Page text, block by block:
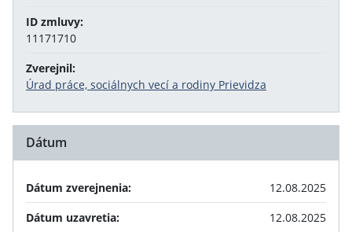
ID zmluvy:
11171710
Zverejnil:
Úrad práce, sociálnych vecí a rodiny Prievidza
Dátum
Dátum zverejnenia:
12.08.2025
Dátum uzavretia:
12.08.2025